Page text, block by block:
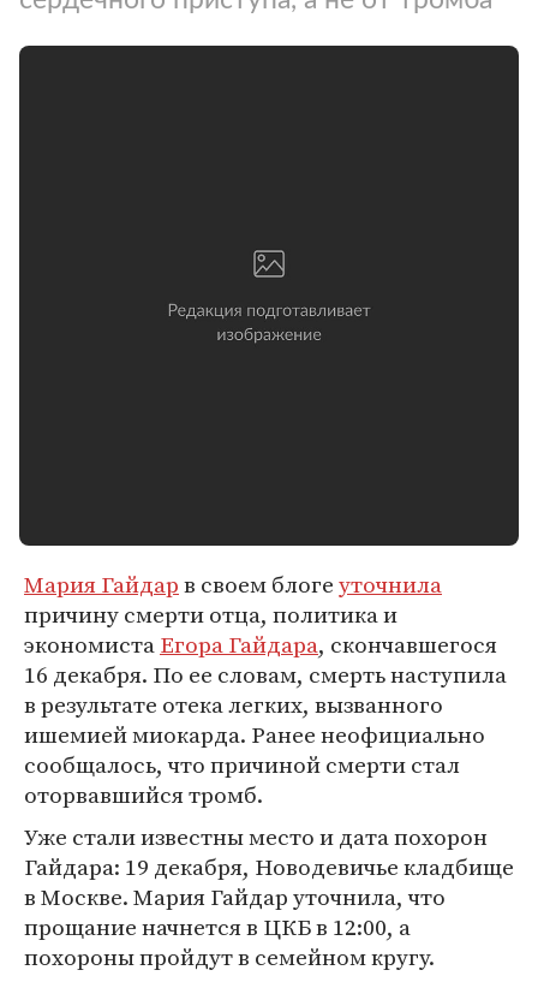
Мария Гайдарв своем блогеуточнила
причину смерти отца, политика и
экономистаЕгора Гайдара, скончавшегося
16 декабря. По ее словам, смерть наступила
в результате отека легких, вызванного
ишемией миокарда. Ранее неофициально
сообщалось, что причиной смерти стал
оторвавшийся тромб.
Уже стали известны место и дата похорон
Гайдара: 19 декабря, Новодевичье кладбище
в Москве. Мария Гайдар уточнила, что
прощание начнется в ЦКБ в 12:00, а
похороны пройдут в семейном кругу.